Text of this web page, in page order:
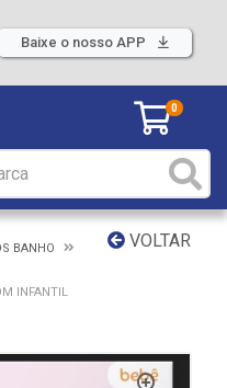
Baixe o nosso APP
0
VOLTAR
BANHO
INFANTIL